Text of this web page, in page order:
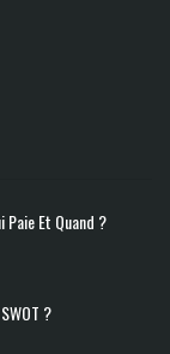
Paie Et Quand ?
?